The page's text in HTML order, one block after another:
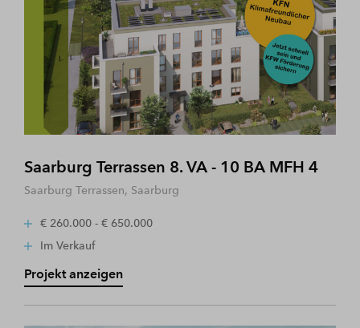
Saarburg Terrassen 8. VA - 10 BA MFH 4
Saarburg Terrassen, Saarburg
€ 260.000 - € 650.000
Im Verkauf
Projekt anzeigen